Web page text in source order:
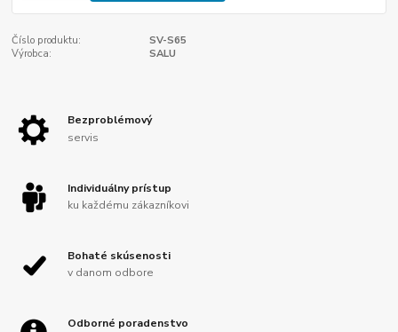
Číslo produktu:
SV-S65
Výrobca:
SALU
Bezproblémový
servis
Individuálny prístup
ku každému zákazníkovi
Bohaté skúsenosti
v danom odbore
Odborné poradenstvo